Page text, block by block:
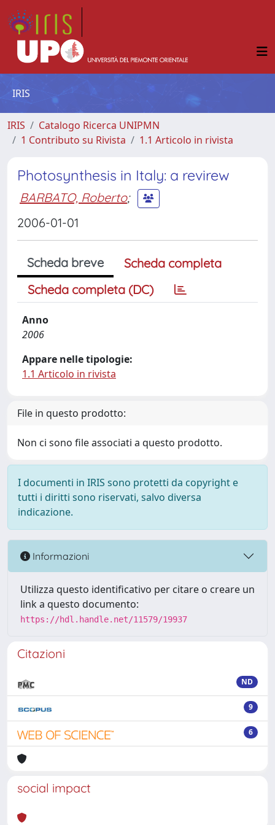
IRIS
IRIS
Catalogo Ricerca UNIPMN
1 Contributo su Rivista
1.1 Articolo in rivista
Photosynthesis in Italy: a revirew
BARBATO, Roberto;
2006-01-01
Scheda breve
Scheda completa
Scheda completa (DC)
Anno
2006
Appare nelle tipologie:
1.1 Articolo in rivista
File in questo prodotto:
Non ci sono file associati a questo prodotto.
I documenti in IRIS sono protetti da copyright e
tutti i diritti sono riservati, salvo diversa
indicazione.
Informazioni
Utilizza questo identificativo per citare o creare un
link a questo documento:
https://hdl.handle.net/11579/19937
Citazioni
ND
9
6
social impact